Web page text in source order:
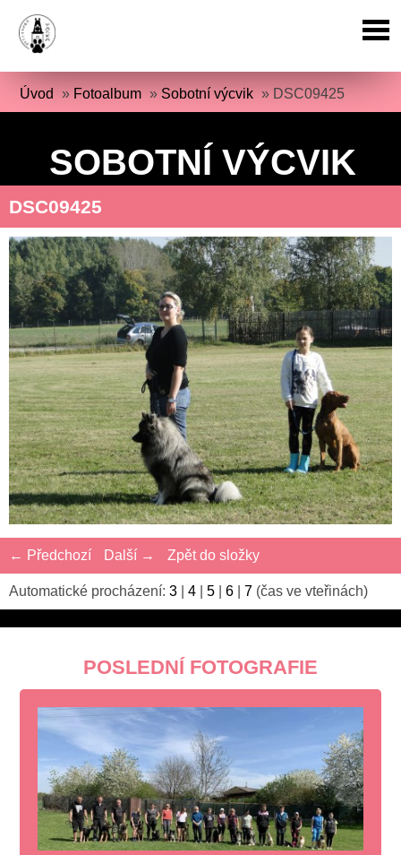
Úvod » Fotoalbum » Sobotní výcvik » DSC09425
SOBOTNÍ VÝCVIK
DSC09425
← Předchozí Další → Zpět do složky
Automatické procházení: 3 4 5 6 7 (čas ve vteřinách)
POSLEDNÍ FOTOGRAFIE